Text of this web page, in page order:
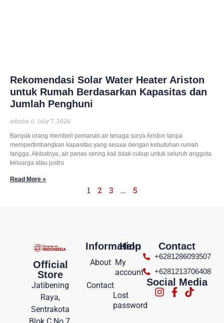
Rekomendasi Solar Water Heater Ariston
untuk Rumah Berdasarkan Kapasitas dan
Jumlah Penghuni
admin July 7, 2026
Banyak orang membeli pemanas air tenaga surya Ariston tanpa
mempertimbangkan kapasitas yang sesuai dengan kebutuhan rumah
tangga. Akibatnya, air panas sering kali tidak cukup untuk seluruh anggota
keluarga atau justru
Read More »
1 2 3 … 5
Official
Store
Jatibening
Raya,
Sentrakota
Information
About
Contact
Help
My
account
Lost
password
Contact
+6281286093507
+6281213706408
Social Media